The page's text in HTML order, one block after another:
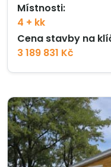
Místnosti:
4 + kk
Cena stavby na
3 189 831 Kč